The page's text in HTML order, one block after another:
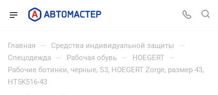
Главная — Средства индивидуальной защиты —
Спецодежда — Рабочая обувь — HOEGERT —
Рабочие ботинки, черные, S3, HOEGERT Zorge, размер 43,
HT5K516-43